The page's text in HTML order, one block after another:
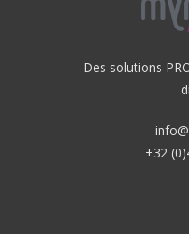
Des solutions
+32